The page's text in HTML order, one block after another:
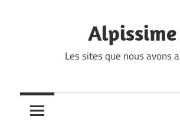
Alpissime
Les sites que nous avons